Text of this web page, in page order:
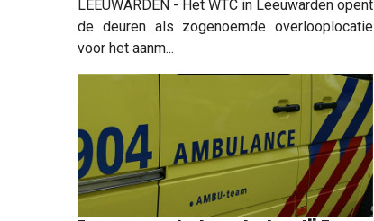
LEEUWARDEN - Het WTC in Leeuwarden opent
de deuren als zogenoemde overlooplocatie
voor het aanm...